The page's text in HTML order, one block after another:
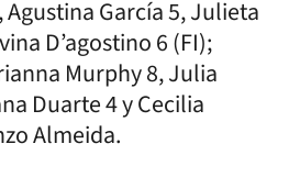
Agustina García 5, Julieta
D’agostino 6 (FI);
Murphy 8, Julia
Duarte 4 y Cecilia
Almeida.